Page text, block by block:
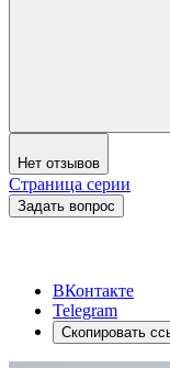
Нет отзывов
Страница серии
Задать вопрос
ВКонтакте
Telegram
Скопировать